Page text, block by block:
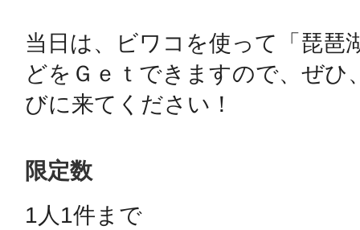
当日は、ビワコを使って「琵琶
どをＧｅｔできますので、ぜひ
びに来てください！
限定数
1人1件まで
池袋